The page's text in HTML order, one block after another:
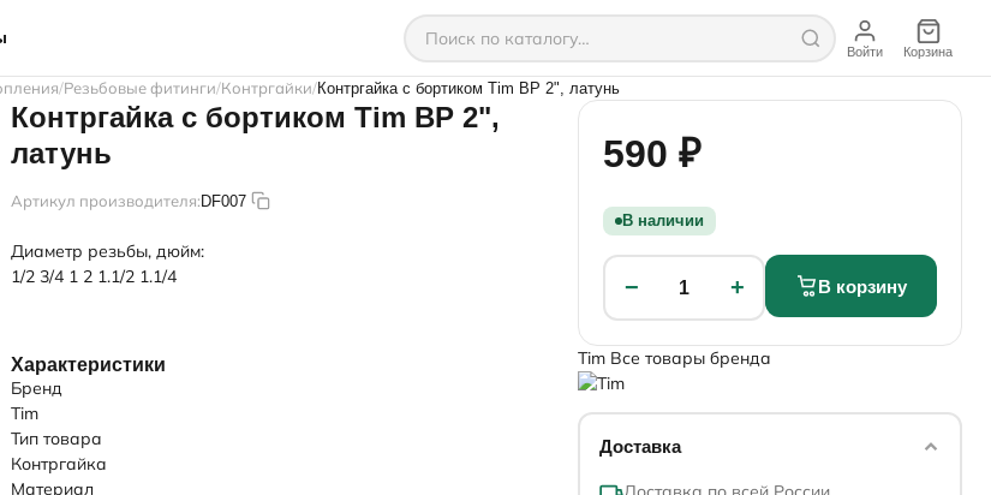
Войти Корзина
Резьбовые фитинги Контргайки Контргайка с бортиком Tim ВР 2", латунь
Контргайка с бортиком Tim ВР 2",
латунь
Артикул производителя:DF007
Диаметр резьбы, дюйм:
1/2 3/4 1 2 1.1/2 1.1/4
590 ₽
В наличии
− 1 + В корзину
Tim Все товары бренда
Доставка
Характеристики
Бренд
Tim
Тип товара
Контргайка
Материал